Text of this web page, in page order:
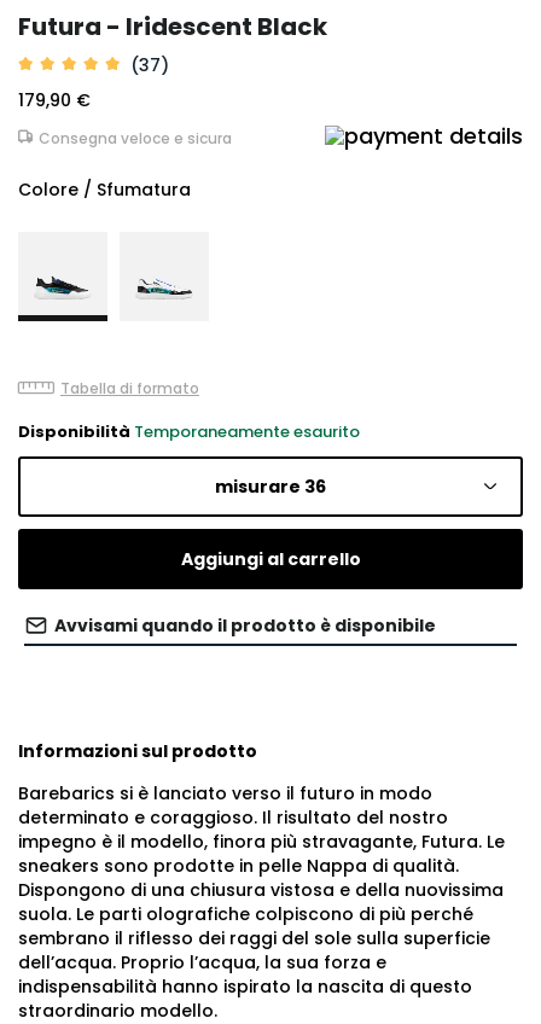
Futura - Iridescent Black
(37)
179,90 €
Consegna veloce e sicura
Colore / Sfumatura
Tabella di formato
Disponibilità Temporaneamente esaurito
misurare 36
Aggiungi al carrello
Avvisami quando il prodotto è disponibile
Informazioni sul prodotto
Barebarics si è lanciato verso il futuro in modo
determinato e coraggioso. Il risultato del nostro
impegno è il modello, finora più stravagante, Futura. Le
sneakers sono prodotte in pelle Nappa di qualità.
Dispongono di una chiusura vistosa e della nuovissima
suola. Le parti olografiche colpiscono di più perché
sembrano il riflesso dei raggi del sole sulla superficie
dell’acqua. Proprio l’acqua, la sua forza e
indispensabilità hanno ispirato la nascita di questo
straordinario modello.